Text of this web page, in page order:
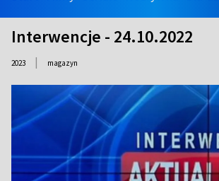
Interwencje - 24.10.2022
2023 | magazyn